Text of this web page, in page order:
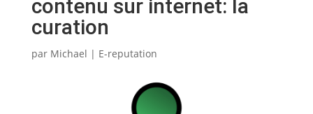
contenu sur internet: la
curation
par Michael | E-reputation